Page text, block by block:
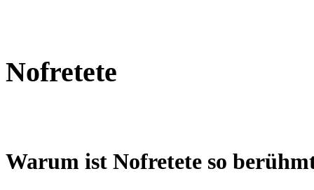
Nofretete
Warum ist Nofretete so